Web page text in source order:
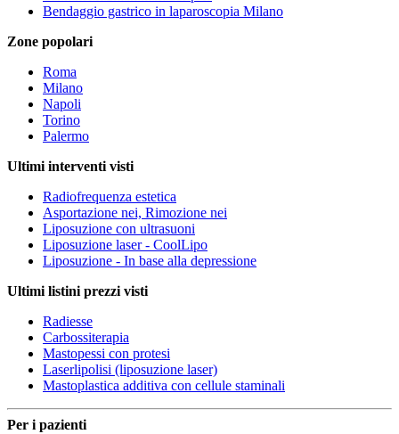
Bendaggio gastrico in laparoscopia Milano
Zone popolari
Roma
Milano
Napoli
Torino
Palermo
Ultimi interventi visti
Radiofrequenza estetica
Asportazione nei, Rimozione nei
Liposuzione con ultrasuoni
Liposuzione laser - CoolLipo
Liposuzione - In base alla depressione
Ultimi listini prezzi visti
Radiesse
Carbossiterapia
Mastopessi con protesi
Laserlipolisi (liposuzione laser)
Mastoplastica additiva con cellule staminali
Per i pazienti